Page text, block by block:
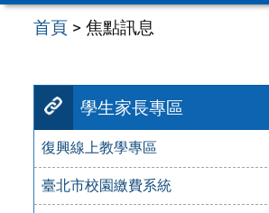
首頁 >焦點訊息
學生家長專區
復興線上教學專區
臺北市校園繳費系統